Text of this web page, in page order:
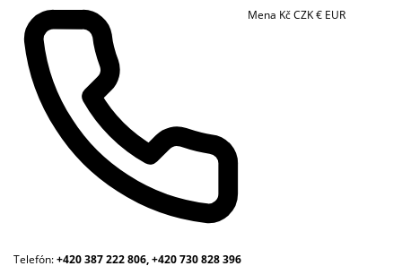
Telefón:+420 387 222 806, +420 730 828 396
Mena KčCZK€ EUR